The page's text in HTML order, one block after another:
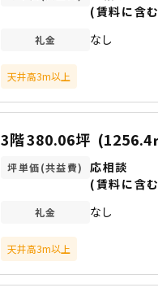
(賃料に含
礼金 なし
天井高3m以上
3階380.06坪 (1256.4
坪単価(共益費)
応相談
(賃料に含
礼金 なし
天井高3m以上